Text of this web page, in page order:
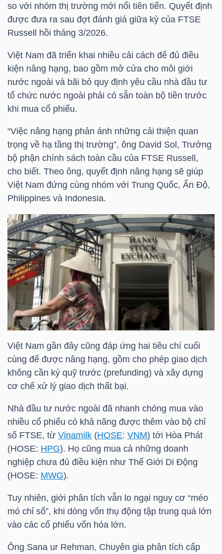
so với nhóm thị trường mới nổi tiên tiến. Quyết định
được đưa ra sau đợt đánh giá giữa kỳ của FTSE
Russell hồi tháng 3/2026.
Việt Nam đã triển khai nhiều cải cách để đủ điều
kiện nâng hạng, bao gồm mở cửa cho môi giới
nước ngoài và bãi bỏ quy định yêu cầu nhà đầu tư
tổ chức nước ngoài phải có sẵn toàn bộ tiền trước
khi mua cổ phiếu.
“Việc nâng hạng phản ánh những cải thiện quan
trọng về hạ tầng thị trường”, ông David Sol, Trưởng
bộ phận chính sách toàn cầu của FTSE Russell,
cho biết. Theo ông, quyết định nâng hạng sẽ giúp
Việt Nam đứng cùng nhóm với Trung Quốc, Ấn Độ,
Philippines và Indonesia.
Việt Nam gần đây cũng đáp ứng hai tiêu chí cuối
cùng để được nâng hạng, gồm cho phép giao dịch
không cần ký quỹ trước (prefunding) và xây dựng
cơ chế xử lý giao dịch thất bại.
Nhà đầu tư nước ngoài đã nhanh chóng mua vào
nhiều cổ phiếu có khả năng được thêm vào bộ chỉ
số FTSE, từ Vinamilk (HOSE: VNM) tới Hòa Phát
(HOSE: HPG). Họ cũng mua cả những doanh
nghiệp chưa đủ điều kiện như Thế Giới Di Động
(HOSE: MWG).
Tuy nhiên, giới phân tích vẫn lo ngại nguy cơ “méo
mó chỉ số”, khi dòng vốn thụ động tập trung quá lớn
vào các cổ phiếu vốn hóa lớn.
Ông Sana ur Rehman, Chuyên gia phân tích cấp
TRUY
XUẤT
Ngành
(-)
VS-
SECTOR
NĂNG
LƯỢNG
LIỆU
NGHIỆP
TIÊU
DÙNG
KHÔNG
THIẾT